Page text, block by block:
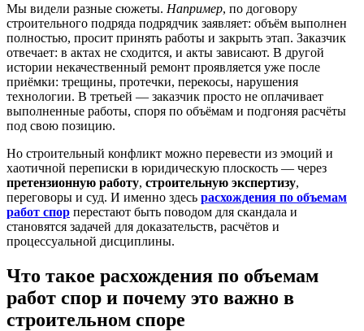
Мы видели разные сюжеты. Например, по договору
строительного подряда подрядчик заявляет: объём выполнен
полностью, просит принять работы и закрыть этап. Заказчик
отвечает: в актах не сходится, и акты зависают. В другой
истории некачественный ремонт проявляется уже после
приёмки: трещины, протечки, перекосы, нарушения
технологии. В третьей — заказчик просто не оплачивает
выполненные работы, споря по объёмам и подгоняя расчёты
под свою позицию.
Но строительный конфликт можно перевести из эмоций и
хаотичной переписки в юридическую плоскость — через
претензионную работу, строительную экспертизу,
переговоры и суд. И именно здесь расхождения по объемам
работ спор перестают быть поводом для скандала и
становятся задачей для доказательств, расчётов и
процессуальной дисциплины.
Что такое расхождения по объемам
работ спор и почему это важно в
строительном споре